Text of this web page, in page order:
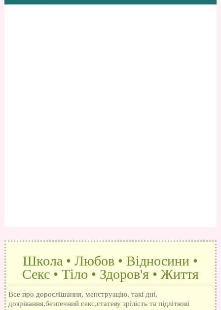
Школа • Любов • Відносини •
Секс • Тіло • Здоров'я • Життя
Все про дорослішання, менструацію, такі дні,
дозрівання,безпечний секс,статеву зрілість та підліткові